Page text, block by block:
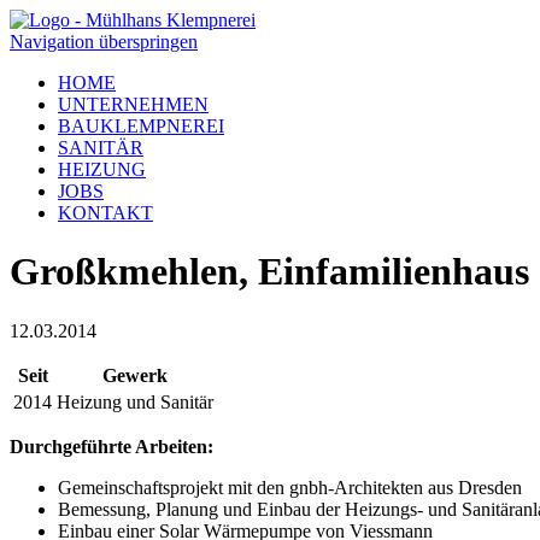
Navigation überspringen
HOME
UNTERNEHMEN
BAUKLEMPNEREI
SANITÄR
HEIZUNG
JOBS
KONTAKT
Großkmehlen, Einfamilienhaus
12.03.2014
Seit
Gewerk
2014 Heizung und Sanitär
Durchgeführte Arbeiten:
Gemeinschaftsprojekt mit den gnbh-Architekten aus Dresden
Bemessung, Planung und Einbau der Heizungs- und
Einbau einer Solar Wärmepumpe von Viessmann